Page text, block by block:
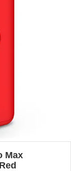
Max